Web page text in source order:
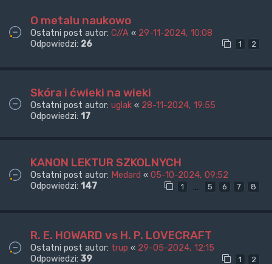
O metalu naukowo
Ostatni post autor: C//A « 29-11-2024, 10:08
Odpowiedzi: 26 1 2
Skóra i ćwieki na wieki
Ostatni post autor: uglak « 28-11-2024, 19:55
Odpowiedzi: 17
KANON LEKTUR SZKOLNYCH
Ostatni post autor: Medard « 05-10-2024, 09:52
Odpowiedzi: 147 1 … 5 6 7 8
R. E. HOWARD vs H. P. LOVECRAFT
Ostatni post autor: trup « 29-05-2024, 12:15
Odpowiedzi: 39 1 2